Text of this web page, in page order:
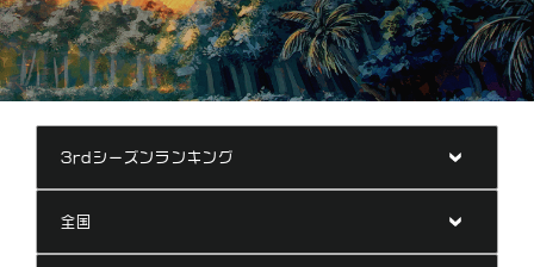
スケジュール
リザルト
ランキング
ニュース